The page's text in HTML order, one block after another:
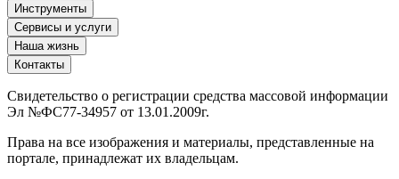
Инструменты
Сервисы и услуги
Наша жизнь
Контакты
Свидетельство о регистрации средства массовой информации
Эл №ФС77-34957 от 13.01.2009г.
Права на все изображения и материалы, представленные на
портале, принадлежат их владельцам.